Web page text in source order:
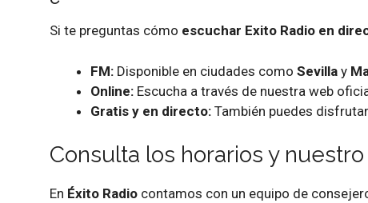
Si te preguntas cómo escuchar Exito Radio en
FM: Disponible en ciudades como Sevilla y
Online: Escucha a través de nuestra web
Gratis y en directo: También puedes
Consulta los horarios y
En Éxito Radio contamos con un equipo de